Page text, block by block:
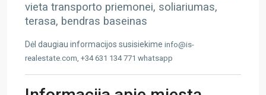
vieta transporto priemonei, soliariumas,
terasa, bendras baseinas
Dėl daugiau informacijos susisiekime info@is-
realestate.com, +34 631 134 771 whatsapp